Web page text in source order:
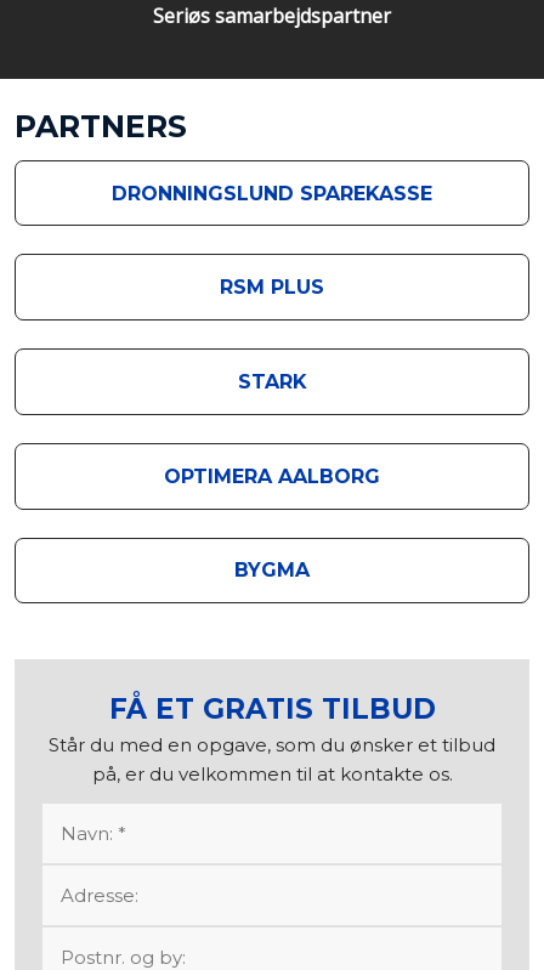
Seriøs samarbejdspartner
PARTNERS​
DRONNINGSLUND ​SPAREKASSE​​
RSM PLUS
STARK
OPTIMERA AALBORG
BYGMA
FÅ ET GRATIS TILBUD​
Står du med en opgave, som du ønsker et tilbud
på, er du velkommen til at kontakte os.